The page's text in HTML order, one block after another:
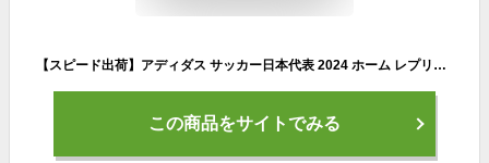
【スピード出荷】アディダス サッカー日本代表 2024 ホーム レプリカ ユニフォーム #14 伊東純也 KMW71-IU0964 ★ステンレスマグプレゼント★
この商品をサイトでみる